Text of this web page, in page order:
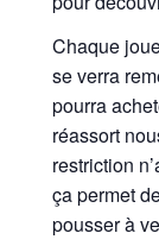
Chaque
se verra
pourra
réassort
restriction
ça permet
pousser à